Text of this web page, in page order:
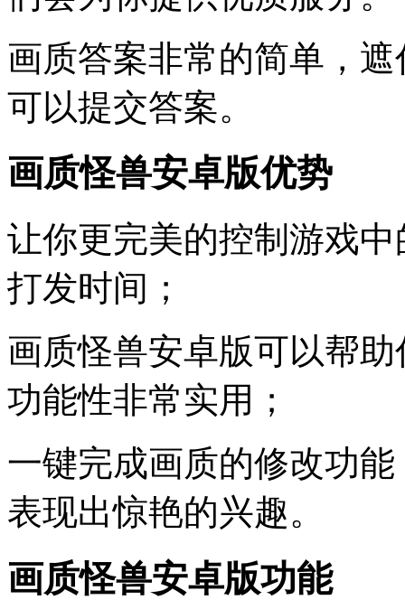
画质答案非常的简单，
可以提交答案。
画质怪兽安卓版优势
让你更完美的控制游戏
打发时间；
画质怪兽安卓版可以帮
功能性非常实用；
一键完成画质的修改功
表现出惊艳的兴趣。
画质怪兽安卓版功能